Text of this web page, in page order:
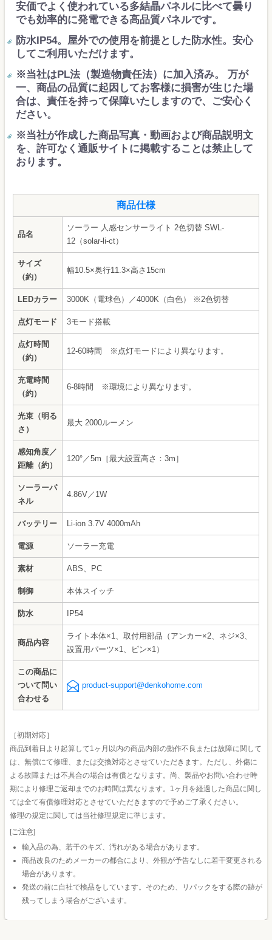
安価でよく使われている多結晶パネルに比べて曇り
でも効率的に発電できる高品質パネルです。
防水IP54。屋外での使用を前提とした防水性。安心
してご利用いただけます。
※当社はPL法（製造物責任法）に加入済み。 万が
一、商品の品質に起因してお客様に損害が生じた場
合は、責任を持って保障いたしますので、ご安心く
ださい。
※当社が作成した商品写真・動画および商品説明文
を、許可なく通販サイトに掲載することは禁止して
おります。
商品仕様
品名
ソーラー 人感センサーライト 2色切替 SWL-
12（solar-li-ct）
サイズ
（約）
幅10.5×奥行11.3×高さ15cm
LEDカラー 3000K（電球色）／4000K（白色） ※2色切替
点灯モード 3モード搭載
点灯時間
（約）
12-60時間 ※点灯モードにより異なります。
充電時間
（約）
6-8時間 ※環境により異なります。
光束（明る
さ）
最大 2000ルーメン
感知角度／
距離（約）
120°／5m［最大設置高さ：3m］
ソーラーパ
ネル
4.86V／1W
バッテリー Li-ion 3.7V 4000mAh
電源 ソーラー充電
素材 ABS、PC
制御 本体スイッチ
防水 IP54
商品内容
ライト本体×1、取付用部品（アンカー×2、ネジ×3、
設置用パーツ×1、ピン×1）
この商品に
ついて問い
合わせる
product-support@denkohome.com
［初期対応］
商品到着日より起算して1ヶ月以内の商品内部の動作不良または故障に関して
は、無償にて修理、または交換対応とさせていただきます。ただし、外傷に
よる故障または不具合の場合は有償となります。尚、製品やお問い合わせ時
期により修理ご返却までのお時間は異なります。1ヶ月を経過した商品に関し
ては全て有償修理対応とさせていただきますので予めご了承ください。
修理の規定に関しては当社修理規定に準じます。
[ご注意]
輸入品の為、若干のキズ、汚れがある場合があります。
商品改良のためメーカーの都合により、外観が予告なしに若干変更される
場合があります。
発送の前に自社で検品をしています。そのため、リパックをする際の跡が
残ってしまう場合がございます。